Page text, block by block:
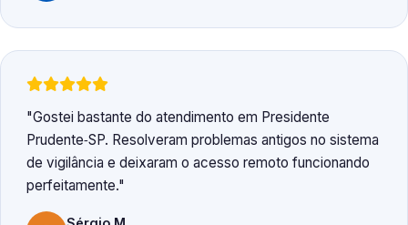
Gostei bastante do atendimento em Presidente
Prudente‑SP. Resolveram problemas antigos no sistema
de vigilância e deixaram o acesso remoto funcionando
perfeitamente.